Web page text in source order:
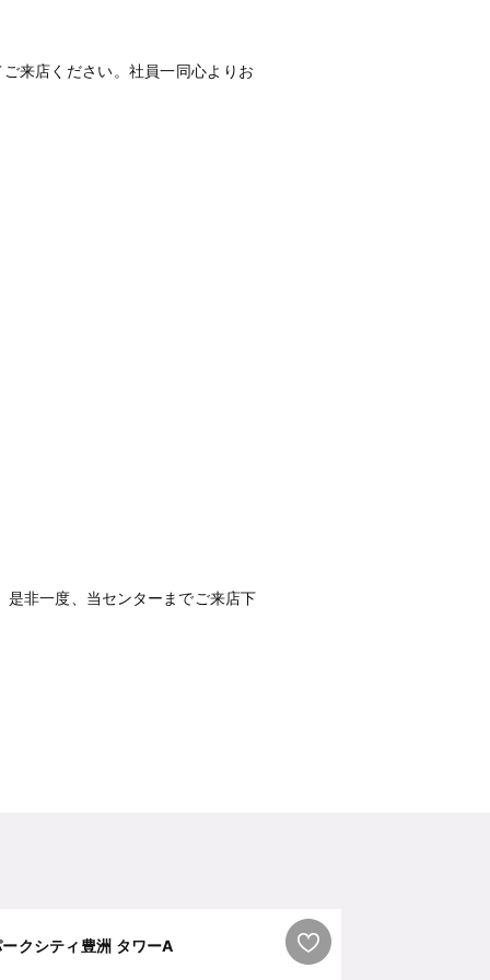
来店ください。社員一同心よりお
是非一度、当センターまでご来店下
クシティ豊洲 タワーA